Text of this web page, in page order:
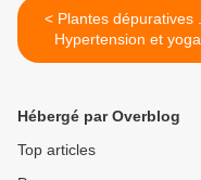
< Plantes dépuratives ...
Hypertension et yoga
Hébergé par Overblog
Top articles